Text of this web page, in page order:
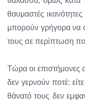
θαυμαστές ικανότητες
μπορούν γρήγορα να
τους σε περίπτωση
Τώρα οι επιστήμονες
δεν γερνούν ποτέ:
θάνατό τους δεν